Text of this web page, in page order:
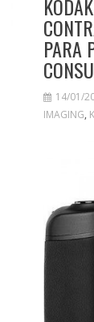
PARA
14/01/
IMAGING,